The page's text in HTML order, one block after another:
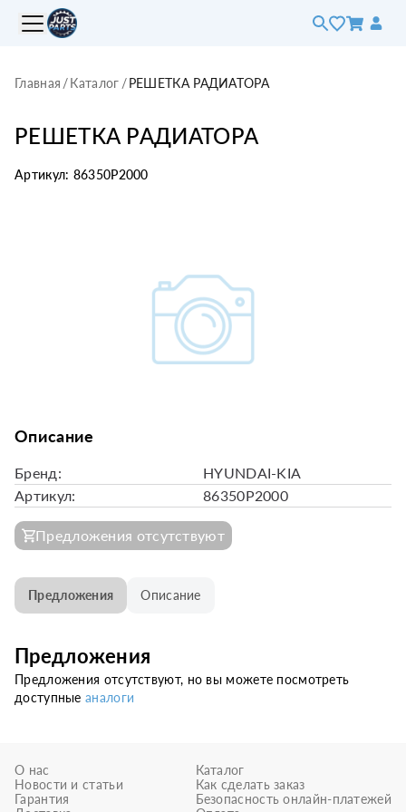
Главная /Каталог /РЕШЕТКА РАДИАТОРА
РЕШЕТКА РАДИАТОРА
Артикул: 86350P2000
Описание
Бренд:
HYUNDAI-KIA
Артикул:
86350P2000
Предложения отсутствуют
Предложения Описание
Предложения
Предложения отсутствуют, но вы можете посмотреть
доступныеаналоги
О нас
Новости и статьи
Гарантия
Каталог
Как сделать заказ
Безопасность онлайн-платежей